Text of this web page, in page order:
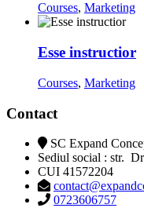
Courses, Marketing
Esse instructior
Courses, Marketing
Contact
SC Expand
Sediul social : str.
CUI 41572204
0723606757